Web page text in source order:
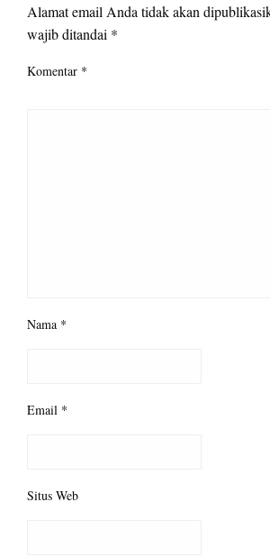
Alamat email Anda tidak akan
wajib ditandai *
Komentar *
Nama *
Email *
Situs Web